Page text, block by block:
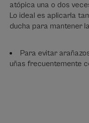
atópica una o dos
Lo ideal es aplicarla
ducha para mantener
Para evitar
uñas frecuentemente